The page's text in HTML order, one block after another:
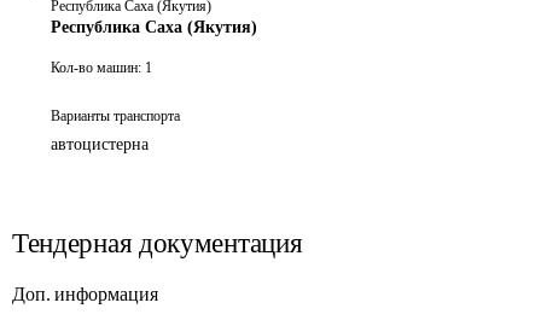
Республика Саха (Якутия)
Республика Саха (Якутия)
Кол-во машин: 1
Варианты транспорта
автоцистерна
Тендерная документация
Доп. информация